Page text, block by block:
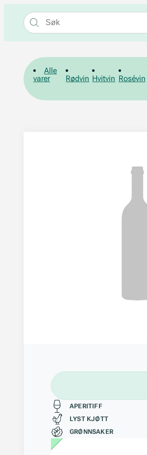
Alle
varer
Rødvin Hvitvin Rosévin
Passer til
APERITIFF
LYST KJØTT
GRØNNSAKER